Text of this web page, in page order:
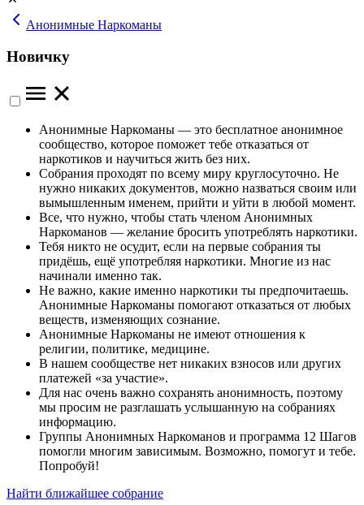
Анонимные Наркоманы
Новичку
Анонимные Наркоманы — это бесплатное анонимное
сообщество, которое поможет тебе отказаться от
наркотиков и научиться жить без них.
Собрания проходят по всему миру круглосуточно. Не
нужно никаких документов, можно назваться своим или
вымышленным именем, прийти и уйти в любой момент.
Все, что нужно, чтобы стать членом Анонимных
Наркоманов — желание бросить употреблять наркотики.
Тебя никто не осудит, если на первые собрания ты
придёшь, ещё употребляя наркотики. Многие из нас
начинали именно так.
Не важно, какие именно наркотики ты предпочитаешь.
Анонимные Наркоманы помогают отказаться от любых
веществ, изменяющих сознание.
Анонимные Наркоманы не имеют отношения к
религии, политике, медицине.
В нашем сообществе нет никаких взносов или других
платежей «за участие».
Для нас очень важно сохранять анонимность, поэтому
мы просим не разглашать услышанную на собраниях
информацию.
Группы Анонимных Наркоманов и программа 12 Шагов
помогли многим зависимым. Возможно, помогут и тебе.
Попробуй!
Найти ближайшее собрание